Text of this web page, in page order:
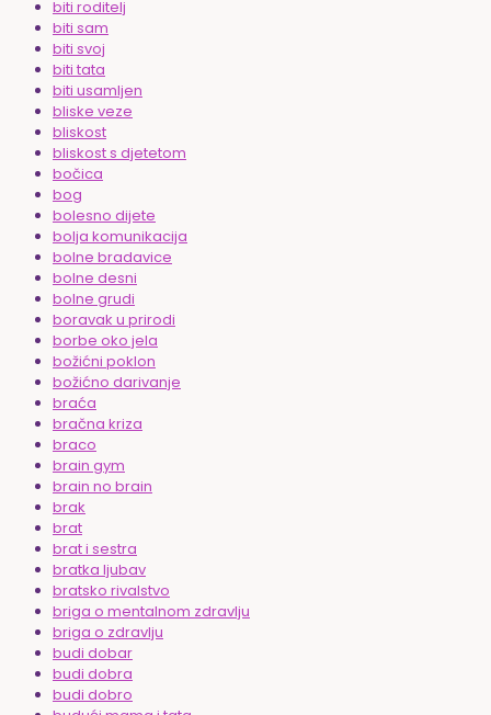
biti roditelj
biti sam
biti svoj
biti tata
biti usamljen
bliske veze
bliskost
bliskost s djetetom
bočica
bog
bolesno dijete
bolja komunikacija
bolne bradavice
bolne desni
bolne grudi
boravak u prirodi
borbe oko jela
božićni poklon
božićno darivanje
braća
bračna kriza
braco
brain gym
brain no brain
brak
brat
brat i sestra
bratka ljubav
bratsko rivalstvo
briga o mentalnom zdravlju
briga o zdravlju
budi dobar
budi dobra
budi dobro